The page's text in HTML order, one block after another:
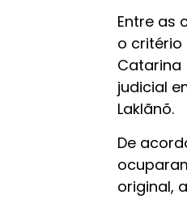
Entre as
o critério
Catarina
judicial
Laklãnõ.
De
original,